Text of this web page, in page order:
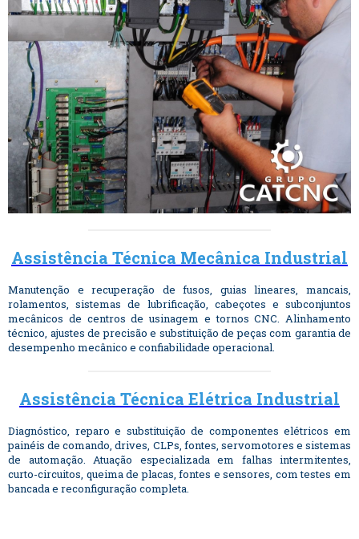
Assistência Técnica Mecânica Industrial
Manutenção e recuperação de fusos, guias lineares, mancais,
rolamentos, sistemas de lubrificação, cabeçotes e subconjuntos
mecânicos de centros de usinagem e tornos CNC. Alinhamento
técnico, ajustes de precisão e substituição de peças com garantia de
desempenho mecânico e confiabilidade operacional.
Assistência Técnica Elétrica Industrial
Diagnóstico, reparo e substituição de componentes elétricos em
painéis de comando, drives, CLPs, fontes, servomotores e sistemas
de automação. Atuação especializada em falhas intermitentes,
curto-circuitos, queima de placas, fontes e sensores, com testes em
bancada e reconfiguração completa.